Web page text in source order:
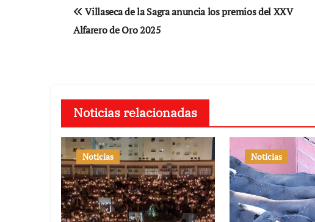
de
Villaseca de la Sagra anuncia los premios del XXV
Alfarero de Oro 2025
Noticias relacionadas
Noticias Noticias